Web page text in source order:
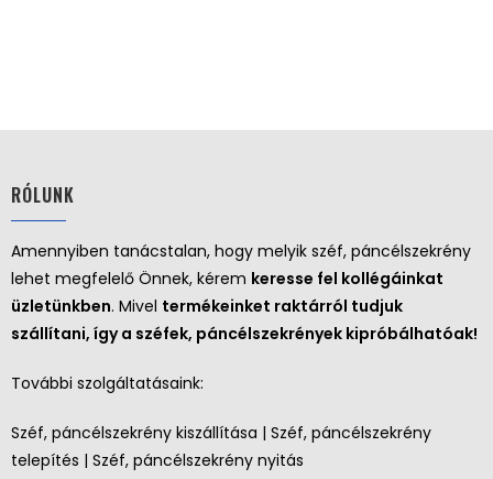
RÓLUNK
Amennyiben tanácstalan, hogy melyik széf, páncélszekrény
lehet megfelelő Önnek, kérem keresse fel kollégáinkat
üzletünkben. Mivel termékeinket raktárról tudjuk
szállítani, így a széfek, páncélszekrények kipróbálhatóak!
További szolgáltatásaink:
Széf, páncélszekrény kiszállítása | Széf, páncélszekrény
telepítés | Széf, páncélszekrény nyitás